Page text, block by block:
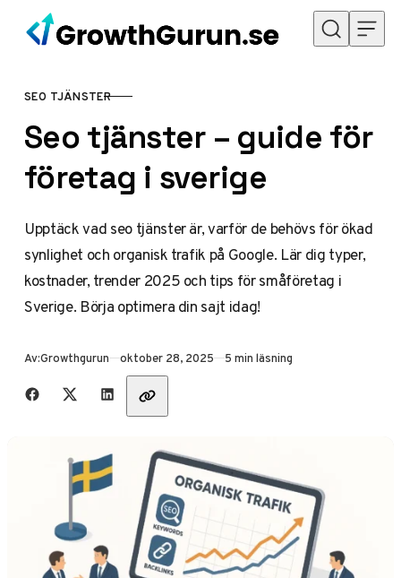
Hoppa till innehåll
KATEGORI
SEO TJÄNSTER
Seo tjänster – guide för
företag i sverige
Upptäck vad seo tjänster är, varför de behövs för ökad
synlighet och organisk trafik på Google. Lär dig typer,
kostnader, trender 2025 och tips för småföretag i
Sverige. Börja optimera din sajt idag!
Av:Growthgurun Publicerad
oktober 28, 2025 5 min läsning
Dela med vänner